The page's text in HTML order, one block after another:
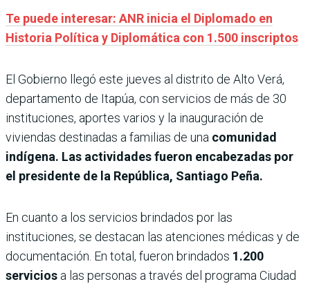
Te puede interesar: ANR inicia el Diplomado en
Historia Política y Diplomática con 1.500 inscriptos
El Gobierno llegó este jueves al distrito de Alto Verá,
departamento de Itapúa, con servicios de más de 30
instituciones, aportes varios y la inauguración de
viviendas destinadas a familias de una comunidad
indígena. Las actividades fueron encabezadas por
el presidente de la República, Santiago Peña.
En cuanto a los servicios brindados por las
instituciones, se destacan las atenciones médicas y de
documentación. En total, fueron brindados 1.200
servicios a las personas a través del programa Ciudad